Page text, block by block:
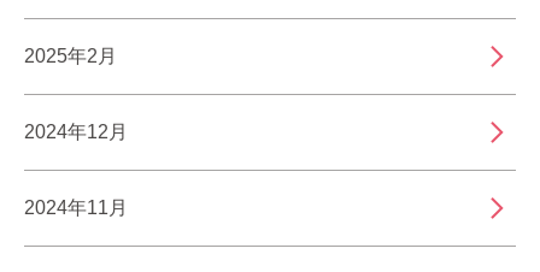
2025年2月
2024年12月
2024年11月